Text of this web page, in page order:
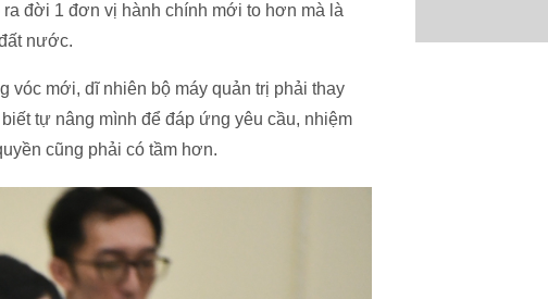
đời 1 đơn vị hành chính mới to hơn mà là
nước.
vóc mới, dĩ nhiên bộ máy quản trị phải thay
tự nâng mình để đáp ứng yêu cầu, nhiệm
cũng phải có tầm hơn.